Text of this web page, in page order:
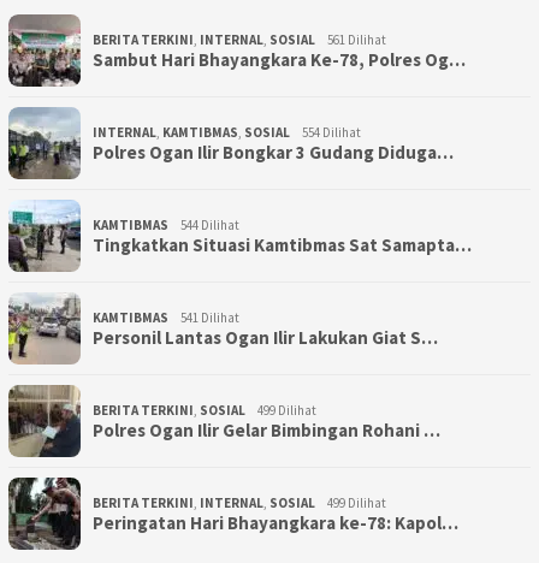
BERITA TERKINI, INTERNAL, SOSIAL 561 Dilihat
Sambut Hari Bhayangkara Ke-78, Polres Og…
INTERNAL, KAMTIBMAS, SOSIAL 554 Dilihat
Polres Ogan Ilir Bongkar 3 Gudang Diduga…
KAMTIBMAS 544 Dilihat
Tingkatkan Situasi Kamtibmas Sat Samapta…
KAMTIBMAS 541 Dilihat
Personil Lantas Ogan Ilir Lakukan Giat S…
BERITA TERKINI, SOSIAL 499 Dilihat
Polres Ogan Ilir Gelar Bimbingan Rohani …
BERITA TERKINI, INTERNAL, SOSIAL 499 Dilihat
Peringatan Hari Bhayangkara ke-78: Kapol…